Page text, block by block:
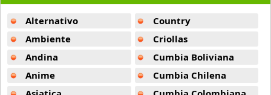
Araceli y sus Guardianes
5 músicas online
Arcangeles de Yasmani Allasi
4 músicas online
Alternativo
Ambiente
Andina
Anime
Country
Criollas
Cumbia Boliviana
Cumbia Chilena